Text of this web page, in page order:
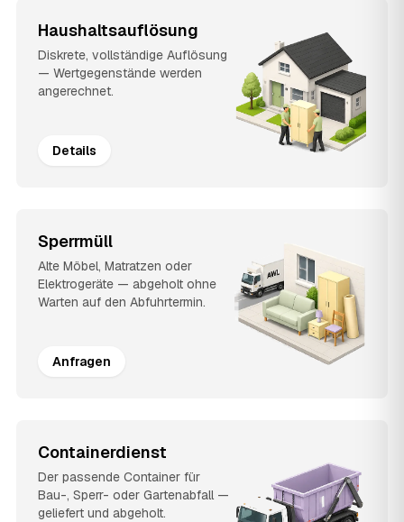
Haushaltsauflösung
Diskrete, vollständige Auflösung
— Wertgegenstände werden
angerechnet.
Details
Sperrmüll
Alte Möbel, Matratzen oder
Elektrogeräte — abgeholt ohne
Warten auf den Abfuhrtermin.
Anfragen
Containerdienst
Der passende Container für
Bau-, Sperr- oder Gartenabfall —
geliefert und abgeholt.